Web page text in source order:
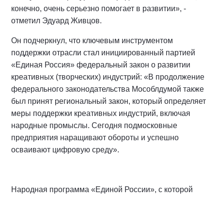
конечно, очень серьезно помогает в развитии», -
отметил Эдуард Живцов.
Он подчеркнул, что ключевым инструментом
поддержки отрасли стал инициированный партией
«Единая Россия» федеральный закон о развитии
креативных (творческих) индустрий: «В продолжение
федерального законодательства Мособлдумой также
был принят региональный закон, который определяет
меры поддержки креативных индустрий, включая
народные промыслы. Сегодня подмосковные
предприятия наращивают обороты и успешно
осваивают цифровую среду».
Народная программа «Единой России», с которой